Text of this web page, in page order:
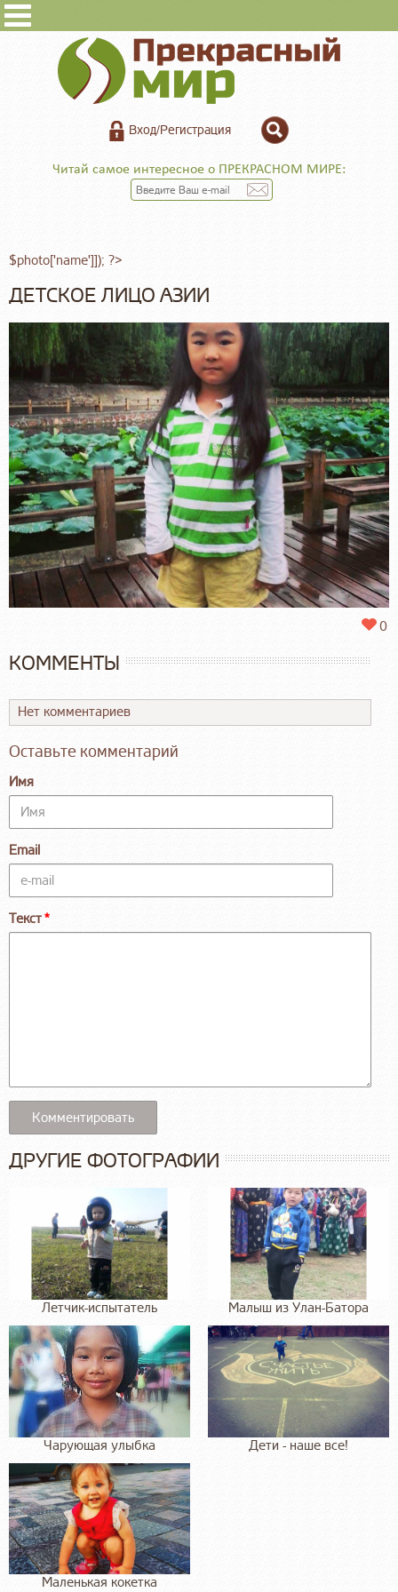
Вход/Регистрация
Читай самое интересное о ПРЕКРАСНОМ МИРЕ:
$photo['name']]); ?>
ДЕТСКОЕ ЛИЦО АЗИИ
0
КОММЕНТЫ
Нет комментариев
Оставьте комментарий
Имя
Email
Текст
ДРУГИЕ ФОТОГРАФИИ
Летчик-испытатель Малыш из Улан-Батора
Чарующая улыбка Дети - наше все!
Маленькая кокетка